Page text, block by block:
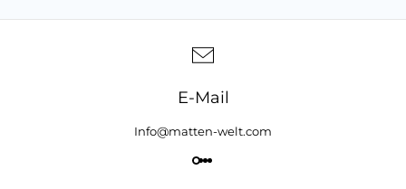
E-Mail
Info@matten-welt.com